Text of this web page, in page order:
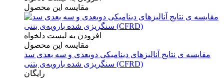
مقایسه این محصول
افزودن به لیست دلخواه
مقایسه این محصول
مقایسه ی‌ نتایج آنالیزهای‌ دینامیکی‌ دوبعدی‌ و‌ سه بعدی‌ سد
سنگریزی‌ شده با‌رویه‌ی‌ بتنی‌ (CFRD)
رایگان